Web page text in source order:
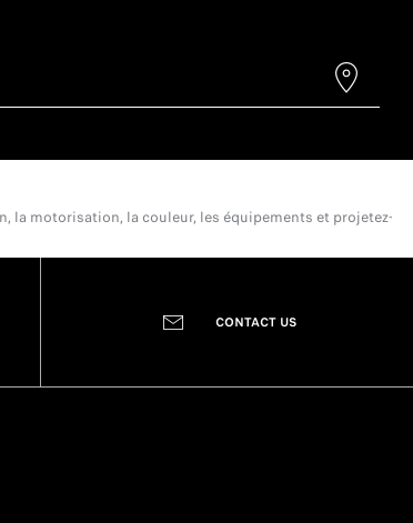
la motorisation, la couleur, les équipements et projetez-
CONTACT US